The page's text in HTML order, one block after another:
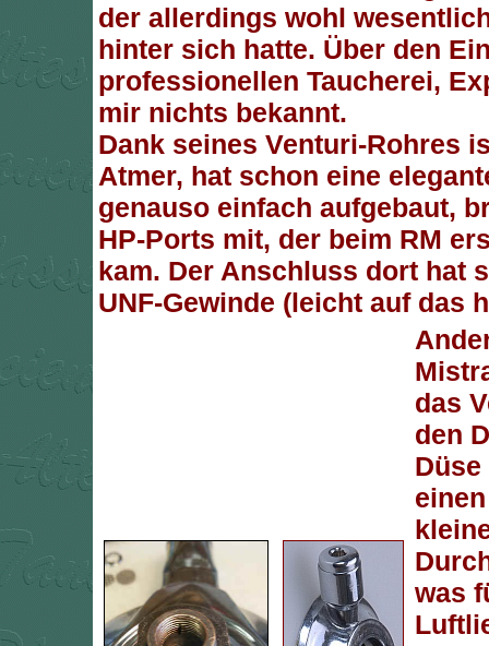
der allerdings wohl
hinter sich hatte. Über den
professionellen Taucherei,
mir nichts bekannt.
Dank seines Venturi-Rohres
Atmer, hat schon eine
genauso einfach aufgebaut,
HP-Ports mit, der beim RM
kam. Der Anschluss dort hat
UNF-Gewinde (leicht auf das
das
den
was